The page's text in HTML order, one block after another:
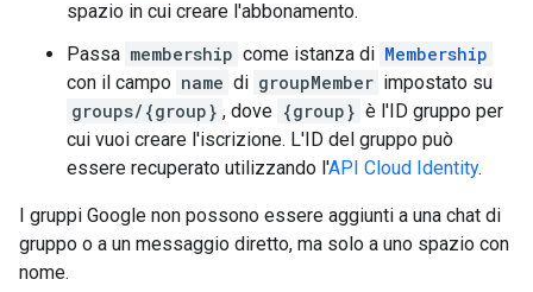
spazio in cui creare l'abbonamento.
Passa membership come istanza di Membership
con il campo name di groupMember impostato su
groups/{group} , dove {group} è l'ID gruppo per
cui vuoi creare l'iscrizione. L'ID del gruppo può
essere recuperato utilizzando l'API Cloud Identity.
I gruppi Google non possono essere aggiunti a una chat di
gruppo o a un messaggio diretto, ma solo a uno spazio con
nome.